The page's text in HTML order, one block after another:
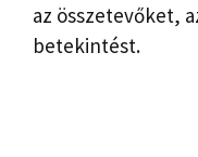
az összetevőket,
betekintést.